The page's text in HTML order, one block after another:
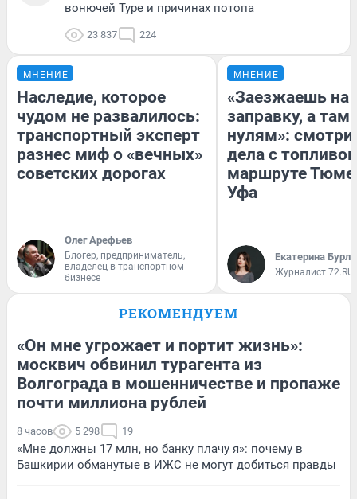
вонючей Туре и причинах потопа
23 837 224
МНЕНИЕ
Наследие, которое
чудом не развалилось:
транспортный эксперт
разнес миф о «вечных»
советских дорогах
Олег Арефьев
Блогер, предприниматель,
владелец в транспортном
бизнесе
МНЕНИЕ
«Заезжаешь на
заправку, а там
нулям»:
дела с
маршруте
Уфа
Екатерина
Журналист 72.RU
РЕКОМЕНДУЕМ
«Он мне угрожает и портит жизнь»:
москвич обвинил турагента из
Волгограда в мошенничестве и пропаже
почти миллиона рублей
8 часов 5 298 19
«Мне должны 17 млн, но банку плачу я»: почему в
Башкирии обманутые в ИЖС не могут добиться правды